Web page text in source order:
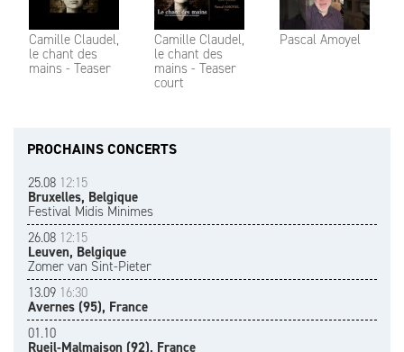
Camille Claudel,
le chant des
mains - Teaser
Camille Claudel,
le chant des
mains - Teaser
court
Pascal Amoyel
PROCHAINS CONCERTS
25.08 12:15
Bruxelles, Belgique
Festival Midis Minimes
26.08 12:15
Leuven, Belgique
Zomer van Sint-Pieter
13.09 16:30
Avernes (95), France
01.10
Rueil-Malmaison (92), France